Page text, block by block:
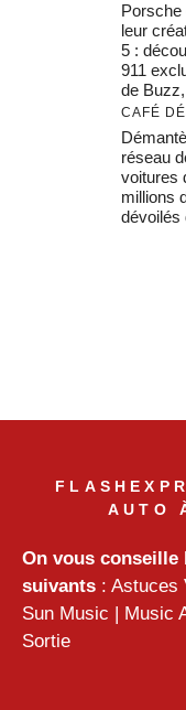
Porsche
leur
5 :
911
de
CAFÉ
réseau
voitures
millions
dévoilés
AUTO
On vous conseille
suivants : Astuces
Sun Music
Music
Sortie